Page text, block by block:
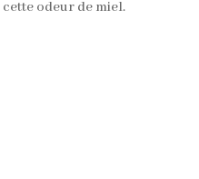
odeur de miel.